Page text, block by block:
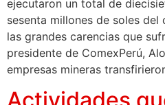
ejecutaron un total de
sesenta millones de soles del
las grandes carencias que
presidente de ComexPerú,
empresas mineras